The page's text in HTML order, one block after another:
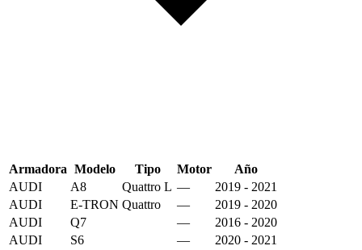
Armadora Modelo Tipo Motor
Año
AUDI
A8 Quattro L —
2019 - 2021
AUDI
E-TRON Quattro —
2019 - 2020
AUDI
Q7 —
2016 - 2020
AUDI
S6 —
2020 - 2021